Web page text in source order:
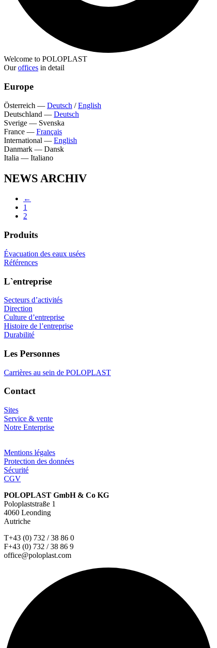
Welcome to POLOPLAST
Ouroffices in detail
Europe
Österreich — Deutsch /English
Deutschland — Deutsch
Sverige — Svenska
France — Français
International — English
Danmark — Dansk
Italia — Italiano
NEWS ARCHIV
←
1
2
Produits
Évacuation des eaux usées
Références
L`entreprise
Secteurs d’activités
Direction
Culture d’entreprise
Histoire de l’entreprise
Durabilité
Les Personnes
Carrières au sein de POLOPLAST
Contact
Sites
Service & vente
Notre Enterprise
Mentions légales
Protection des données
Sécurité
CGV
POLOPLAST GmbH & Co KG
Poloplaststraße 1
4060 Leonding
Autriche
T+43 (0) 732 / 38 86 0
F+43 (0) 732 / 38 86 9
office@poloplast.com